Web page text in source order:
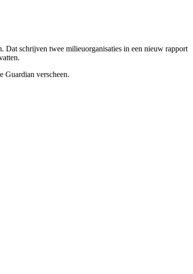
Dat schrijven twee milieuorganisaties in een nieuw rapport
Guardian verscheen.